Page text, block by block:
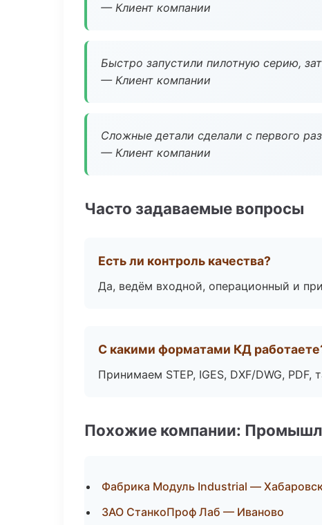
— Клиент компании
Быстро запустили пилотную серию,
— Клиент компании
Сложные детали сделали с первого
— Клиент компании
Часто задаваемые вопросы
Есть ли контроль качества?
Да, ведём входной, операционный и
С какими форматами КД
Принимаем STEP, IGES, DXF/DWG,
Похожие компании:
Фабрика Модуль Industrial —
ЗАО СтанкоПроф Лаб — Иваново